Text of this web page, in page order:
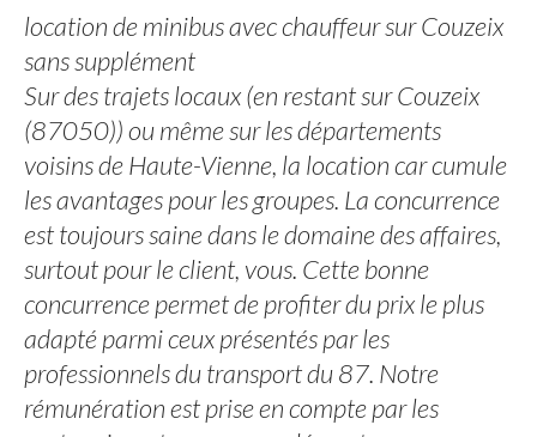
location de minibus avec chauffeur sur Couzeix
sans supplément
Sur des trajets locaux (en restant sur Couzeix
(87050)) ou même sur les départements
voisins de Haute-Vienne, la location car cumule
les avantages pour les groupes. La concurrence
est toujours saine dans le domaine des affaires,
surtout pour le client, vous. Cette bonne
concurrence permet de profiter du prix le plus
adapté parmi ceux présentés par les
professionnels du transport du 87. Notre
rémunération est prise en compte par les